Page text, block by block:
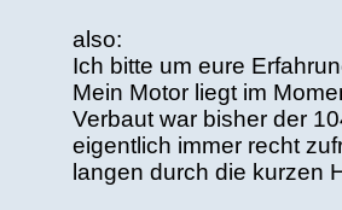
also:
Ich bitte um eure
Mein Motor liegt im
Verbaut war bisher der
eigentlich immer recht
langen durch die kurzen